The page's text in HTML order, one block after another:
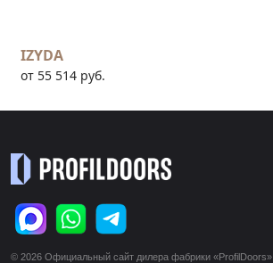
IZYDA
от 55 514 руб.
© 2026 Официальный сайт дилера фабрики «ProfilDoors»